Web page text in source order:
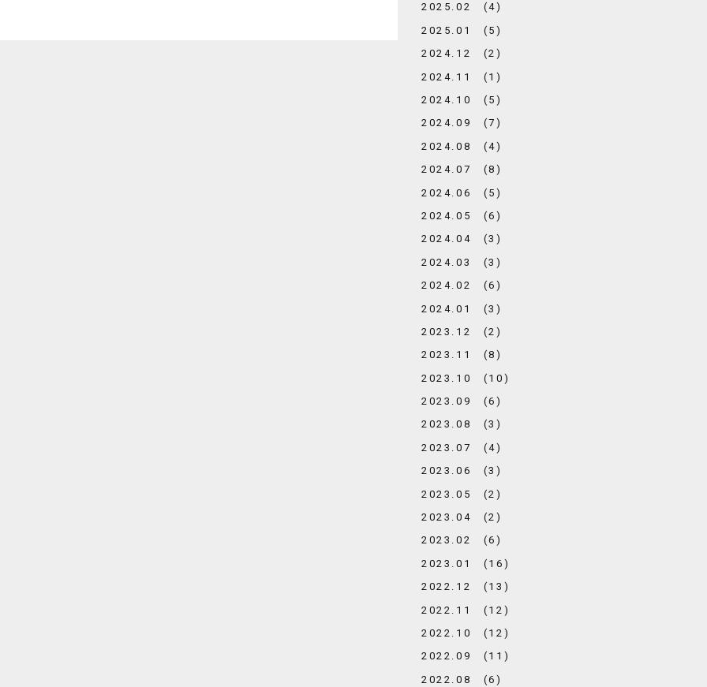
2025.02 (4)
2025.01 (5)
2024.12 (2)
2024.11 (1)
2024.10 (5)
2024.09 (7)
2024.08 (4)
2024.07 (8)
2024.06 (5)
2024.05 (6)
2024.04 (3)
2024.03 (3)
2024.02 (6)
2024.01 (3)
2023.12 (2)
2023.11 (8)
2023.10 (10)
2023.09 (6)
2023.08 (3)
2023.07 (4)
2023.06 (3)
2023.05 (2)
2023.04 (2)
2023.02 (6)
2023.01 (16)
2022.12 (13)
2022.11 (12)
2022.10 (12)
2022.09 (11)
2022.08 (6)